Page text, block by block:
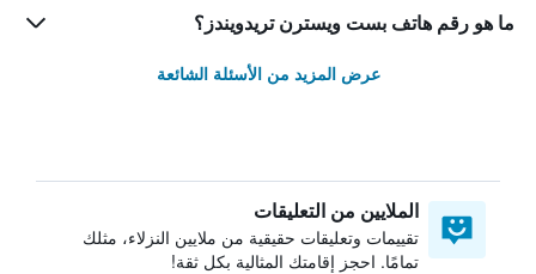
ما هو رقم هاتف بست ويسترن تريدويندز؟
عرض المزيد من الأسئلة الشائعة
الملايين من التعليقات
تقييمات وتعليقات حقيقية من ملايين النزلاء، مثلك
تمامًا. احجز إقامتك المثالية بكل ثقة!